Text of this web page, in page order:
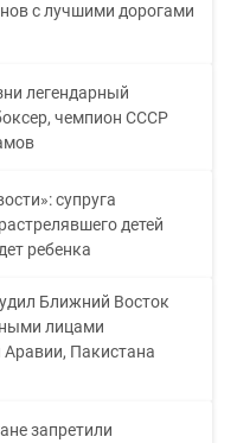
с лучшими дорогами
легендарный
чемпион СССР
супруга
детей
ребенка
Ближний Восток
лицами
Аравии, Пакистана
запретили